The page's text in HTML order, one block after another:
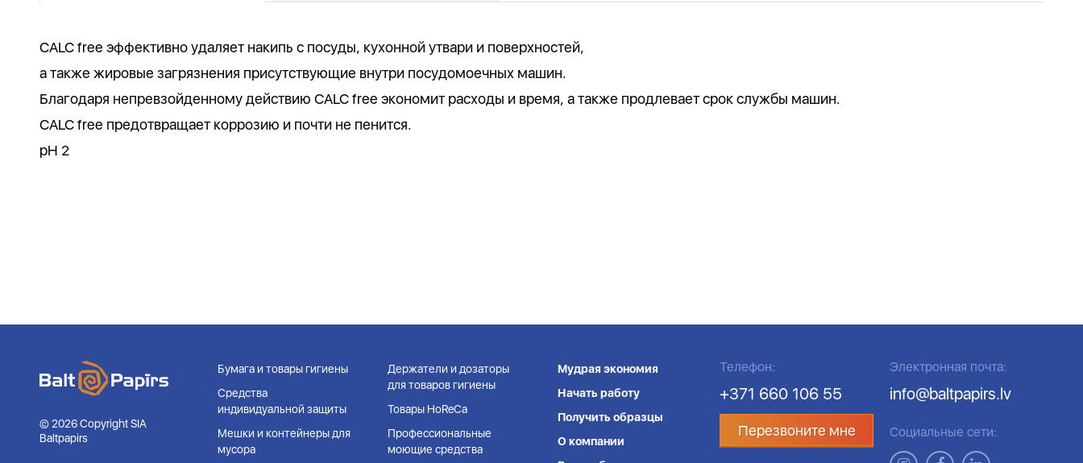
CALC free эффективно удаляет накипь с посуды, кухонной утвари и поверхностей,
а также жировые загрязнения присутствующие внутри посудомоечных машин.
Благодаря непревзойденному действию CALC free экономит расходы и время, а также продлевает срок службы машин.
CALC free предотвращает коррозию и почти не пенится.
pH 2
© 2026 Copyright SIA
Baltpapirs
Бумага и товары гигиены
Средства
индивидуальной защиты
Мешки и контейнеры для
мусора
Держатели и дозаторы
для товаров гигиены
Товары HoReCa
Профессиональные
моющие средства
Мудрая экономия
Начать работу
Получить образцы
О компании
Телефон:
+371 660 106 55
Перезвоните мне
Электронная почта:
info@baltpapirs.lv
Социальные сети: